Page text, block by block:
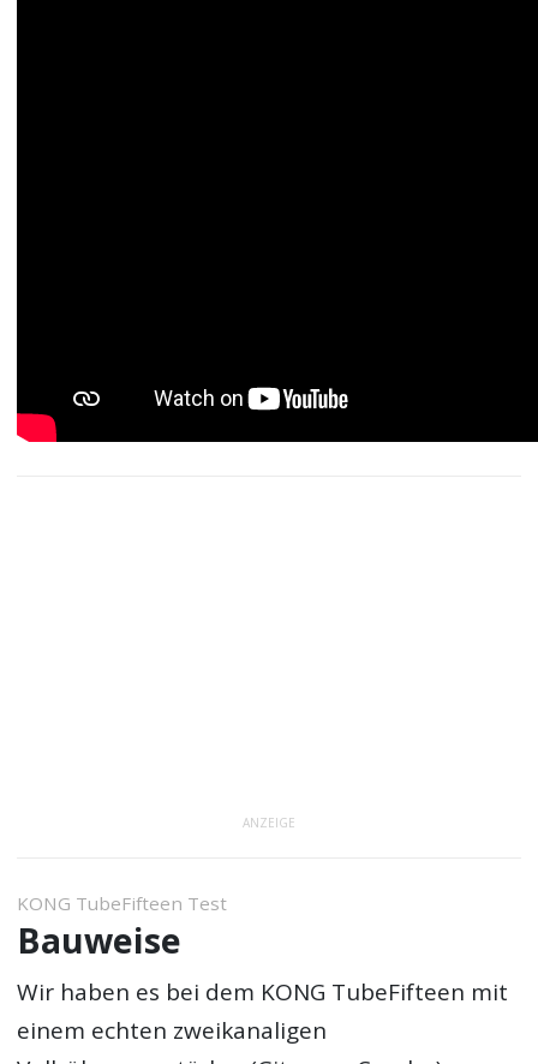
ANZEIGE
KONG TubeFifteen Test
Bauweise
Wir haben es bei dem KONG TubeFifteen mit
einem echten zweikanaligen